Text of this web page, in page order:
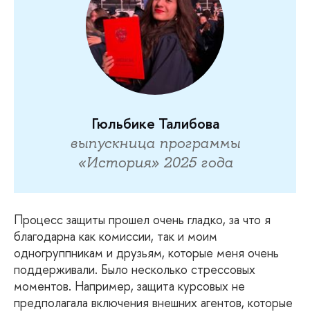
Гюльбике Талибова
выпускница программы
«История» 2025 года
Процесс защиты прошел очень гладко, за что я
благодарна как комиссии, так и моим
одногруппникам и друзьям, которые меня очень
поддерживали. Было несколько стрессовых
моментов. Например, защита курсовых не
предполагала включения внешних агентов, которые